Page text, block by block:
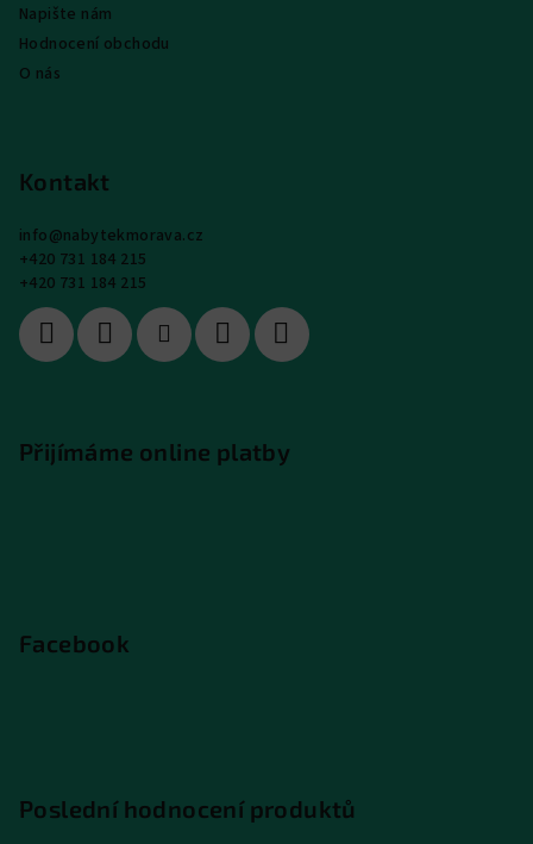
Napište nám
Hodnocení obchodu
O nás
Kontakt
info@nabytekmorava.cz
+420 731 184 215
+420 731 184 215
Přijímáme online platby
Facebook
Poslední hodnocení produktů